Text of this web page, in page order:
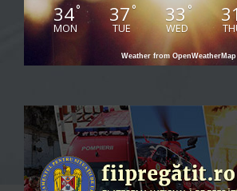
34°
MON
37°
TUE
33°
WED
Weather from OpenWeatherMap